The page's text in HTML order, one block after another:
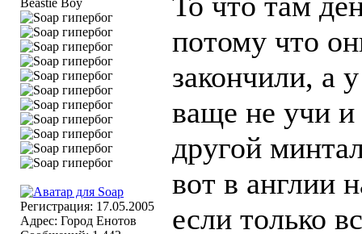
Beastie Boy
Регистрация: 17.05.2005
Адрес: Город Енотов
потому что
закончили, а
ваще не учи и
другой
вот в англии
если только